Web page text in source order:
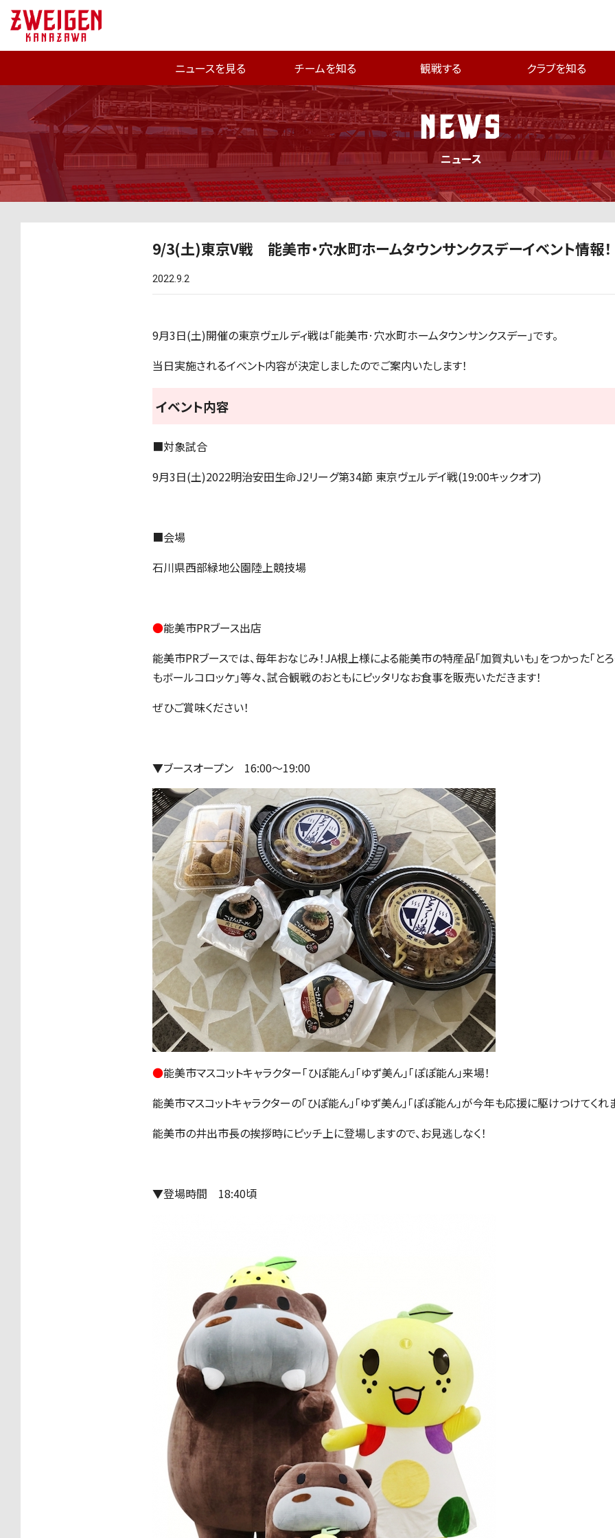
ニュースを見る チームを知る 観戦する クラブを知る
NEWS
ニュース
9/3(土)東京V戦 能美市・穴水町ホームタウンサンクスデーイベント情報！
2022.9.2
9月3日(土)開催の東京ヴェルディ戦は「能美市·穴水町ホームタウンサンクスデー」です。
当日実施されるイベント内容が決定しましたのでご案内いたします！
イベント内容
■対象試合
9月3日(土)2022明治安田生命J2リーグ第34節 東京ヴェルデイ戦(19:00キックオフ)
■会場
石川県西部緑地公園陸上競技場
●能美市PRブース出店
能美市PRブースでは、毎年おなじみ！JA根上様による能美市の特産品「加賀丸いも」をつかった「とろ
もボールコロッケ」等々、試合観戦のおともにピッタリなお食事を販売いただきます！
ぜひご賞味ください！
▼ブースオープン 16:00～19:00
●能美市マスコットキャラクター「ひぽ能ん」「ゆず美ん」「ぽぽ能ん」来場！
能美市マスコットキャラクターの「ひぽ能ん」「ゆず美ん」「ぽぽ能ん」が今年も応援に駆けつけてくれ
能美市の井出市長の挨拶時にピッチ上に登場しますので、お見逃しなく！
▼登場時間 18:40頃